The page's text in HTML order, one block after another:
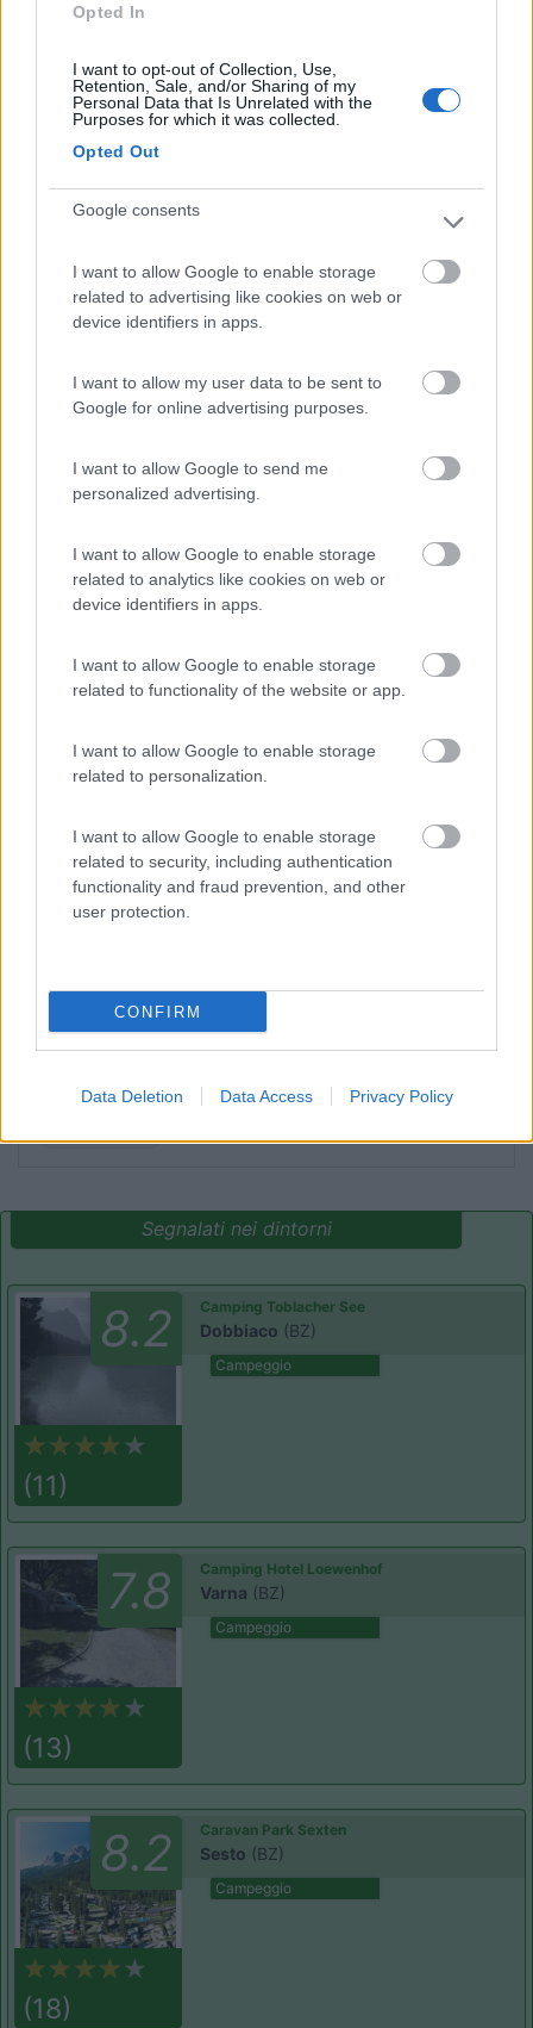
Opted In
I want to opt-out of Collection, Use,
Retention, Sale, and/or Sharing of my
Personal Data that Is Unrelated with the
Purposes for which it was collected.
Opted Out
Google consents
I want to allow Google to enable storage
related to advertising like cookies on web or
device identifiers in apps.
I want to allow my user data to be sent to
Google for online advertising purposes.
I want to allow Google to send me
personalized advertising.
I want to allow Google to enable storage
related to analytics like cookies on web or
device identifiers in apps.
I want to allow Google to enable storage
related to functionality of the website or app.
I want to allow Google to enable storage
related to personalization.
I want to allow Google to enable storage
related to security, including authentication
functionality and fraud prevention, and other
user protection.
CONFIRM
Data Deletion Data Access Privacy Policy
Una volta raggiunto il campeggio, il gestore è
stato molto scortese dicendoci che il campeggio
era tutto occupato. In realtà guardando dentro era
carico e lo scarico e in modo brusco si è fatto
Accoglienza Servizi
AlexSaby 25/06/2019 20:47
vino bianco davvero squisito. Location tranquilla e
accogliente, ci siamo trovati davvero molto bene!
luogo è grande.
Accoglienza Caratteristiche
Posto... almeno oggi non affollato. Un po'
campeggio. Confermo tutti i servizi
Caratteristiche
Un posto incantevole per gli amanti della
Segnalati nei dintorni
8.2
(11)
Camping Toblacher See
Dobbiaco (BZ)
Campeggio
7.8
(13)
Camping Hotel Loewenhof
Varna (BZ)
Campeggio
8.2
(18)
Caravan Park Sexten
Sesto (BZ)
Campeggio